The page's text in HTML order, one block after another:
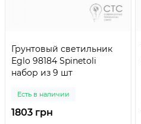
Грунтовый светильник
Eglo 98184 Spinetoli
набор из 9 шт
Есть в наличии
1803 грн